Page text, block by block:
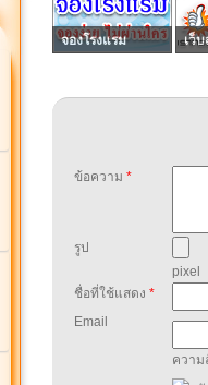
จองโรงแรม เว็บ
ข้อความ *
รูป
pixel
ชื่อที่ใช้แสดง *
Email
ความ